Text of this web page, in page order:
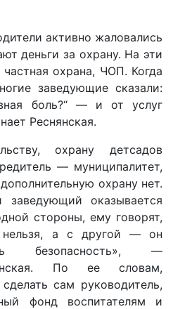
активно жаловались
деньги за охрану. На эти
охрана, ЧОП. Когда
заведующие сказали:
боль?“ — и от услуг
Реснянская.
охрану детсадов
— муниципалитет,
охрану нет.
заведующий оказывается
стороны, ему говорят,
нельзя, а с другой — он
безопасность», —
По ее словам,
сам руководитель,
фонд воспитателям и